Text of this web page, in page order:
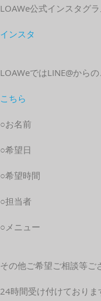
LOAWe公式インスタグラ
インスタ
LOAWeではLINE@から
こちら
○お名前
○希望日
○希望時間
○担当者
○メニュー
その他ご希望ご相談等ご
24時間受け付けておりま